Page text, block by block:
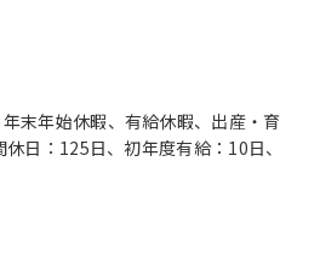
末年始休暇、有給休暇、出産・育
日：125日、初年度有給：10日、